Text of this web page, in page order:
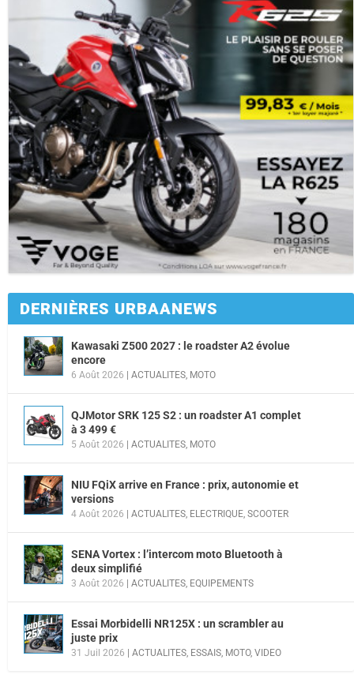
DERNIÈRES URBAANEWS
Kawasaki Z500 2027 : le roadster A2 évolue
encore
6 Août 2026 ACTUALITES, MOTO
QJMotor SRK 125 S2 : un roadster A1 complet
à 3 499 €
5 Août 2026 ACTUALITES, MOTO
NIU FQiX arrive en France : prix, autonomie et
versions
4 Août 2026 ACTUALITES, ELECTRIQUE, SCOOTER
SENA Vortex : l’intercom moto Bluetooth à
deux simplifié
3 Août 2026 ACTUALITES, EQUIPEMENTS
Essai Morbidelli NR125X : un scrambler au
juste prix
31 Juil 2026 ACTUALITES, ESSAIS, MOTO, VIDEO